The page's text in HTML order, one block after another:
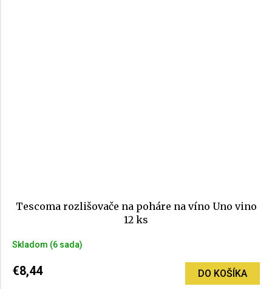
Tescoma rozlišovače na poháre na víno Uno vino
12 ks
Skladom (6 sada)
€8,44 DO KOŠÍKA